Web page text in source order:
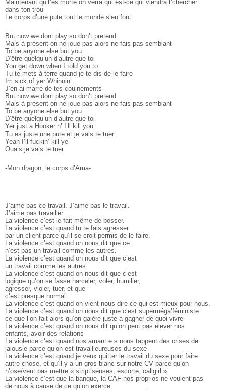
Maintenant qu’t’es morte on verra qui est­-ce qui viendra t’chercher
dans ton trou
Le corps d’une pute tout le monde s’en fout
But now we dont play so don’t pretend
Mais à présent on ne joue pas alors ne fais pas semblant
To be anyone else but you
D’être quelqu’un d’autre que toi
You get down when I told you to
Tu te mets à terre quand je te dis de le faire
Im sick of yer Whinnin’
J’en ai marre de tes couinements
But now we dont play so don’t pretend
Mais à présent on ne joue pas alors ne fais pas semblant
To be anyone else but you
D’être quelqu’un d’autre que toi
Yer just a Hooker n’ I’ll kill you
Tu es juste une pute et je vais te tuer
Yeah I’ll fuckin’ kill ye
Ouais je vais te tuer
-­Mon dragon, le corps d’Ama­-
J’aime pas ce travail. J’aime pas le travail.
J’aime pas travailler.
La violence c’est le fait même de bosser.
La violence c’est quand tu te fais agresser
par un client parce qu’il se croit permis de le faire.
La violence c’est quand on nous dit que ce
n’est pas un travail comme les autres.
La violence c’est quand on nous dit que c’est
un travail comme les autres.
La violence c’est quand on nous dit que c’est
logique qu’on se fasse harceler, voler, humilier,
agresser, violer, tuer, et que
c’est presque normal.
La violence c’est quand on vient nous dire ce qui est mieux pour nous.
La violence c’est quand on nous dit que c’est super­méga’féministe
ce que l’on fait alors qu’on galère juste à gagner de quoi vivre
La violence c’est quand on nous dit qu’on peut pas élever nos
enfants, avoir des relations
La violence c’est quand nos amant.e.s nous tappent des crises de
jalousie parce qu’on est travailleureuses du sexe
La violence c’est quand je veux quitter le travail du sexe pour faire
autre chose, et qu’il y a un gros blanc sur notre CV parce qu’on
n’ose/veut pas mettre « strip­tiseuses, escorte, call­girl »
La violence c’est que la banque, la CAF nos proprios ne veulent pas
de nous à cause de ce qu’on exerce